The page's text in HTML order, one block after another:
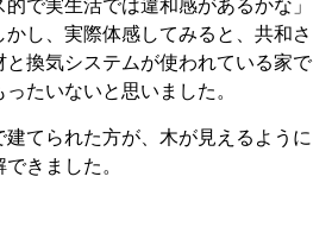
で実生活では違和感があるかな」
し、実際体感してみると、共和さ
と換気システムが使われている家で
たいないと思いました。
てられた方が、木が見えるように
きました。